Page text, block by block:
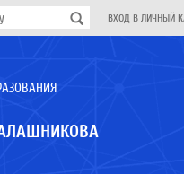
ВХОД В ЛИЧНЫЙ